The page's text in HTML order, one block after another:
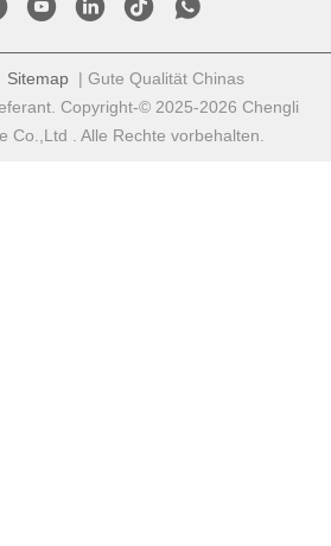
Sitemap | Gute Qualität Chinas
Copyright-© 2025-2026 Chengli
Co.,Ltd . Alle Rechte vorbehalten.